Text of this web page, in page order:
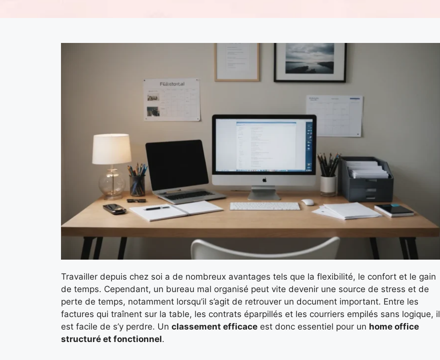
Travailler depuis chez soi a de nombreux avantages tels que la flexibilité, le confort et le gain
de temps. Cependant, un bureau mal organisé peut vite devenir une source de stress et de
perte de temps, notamment lorsqu’il s’agit de retrouver un document important. Entre les
factures qui traînent sur la table, les contrats éparpillés et les courriers empilés sans logique, il
est facile de s’y perdre. Un classement efficace est donc essentiel pour un home office
structuré et fonctionnel.